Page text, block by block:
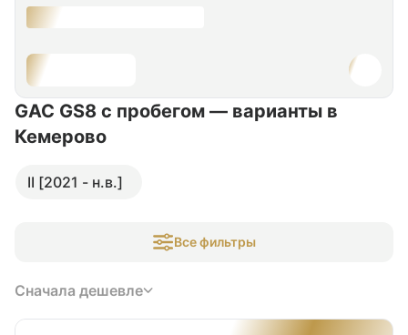
GAC GS8 с пробегом — варианты в
Кемерово
II [2021 - н.в.]
Все фильтры
Сначала дешевле